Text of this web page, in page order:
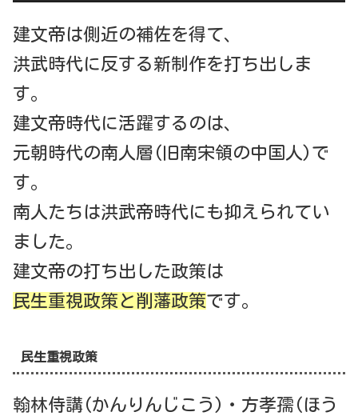
建文帝は側近の補佐を得て、
洪武時代に反する新制作を打ち出しま
す。
建文帝時代に活躍するのは、
元朝時代の南人層(旧南宋領の中国人)で
す。
南人たちは洪武帝時代にも抑えられてい
ました。
建文帝の打ち出した政策は
民生重視政策と削藩政策です。
民生重視政策
翰林侍講(かんりんじこう)・方孝孺(ほう